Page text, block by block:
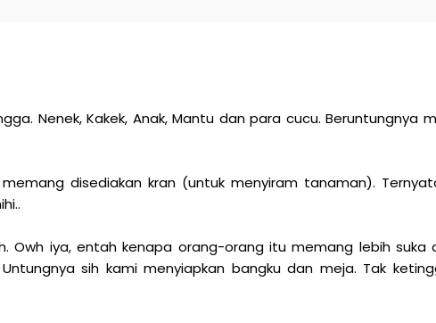
Nenek, Kakek, Anak, Mantu dan para cucu. Beruntungnya
disediakan kran (untuk menyiram tanaman).
Owh iya, entah kenapa orang-orang itu memang lebih suka
sih kami menyiapkan bangku dan meja. Tak